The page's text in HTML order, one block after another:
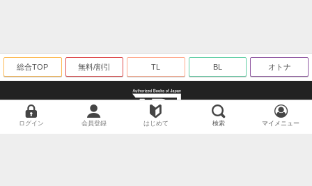
総合TOP 無料/割引 TL BL オトナ
ログイン 会員登録 はじめて 検索 マイメニュー